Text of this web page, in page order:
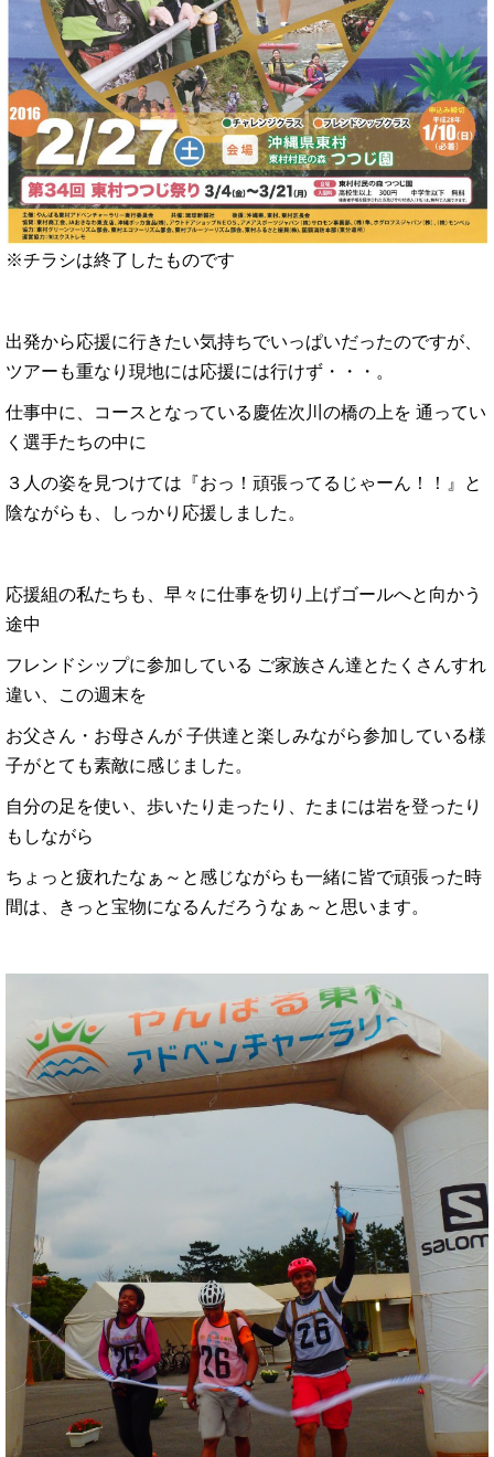
※チラシは終了したものです
出発から応援に行きたい気持ちでいっぱいだったのですが、
ツアーも重なり現地には応援には行けず・・・。
仕事中に、コースとなっている慶佐次川の橋の上を 通ってい
く選手たちの中に
３人の姿を見つけては『おっ！頑張ってるじゃーん！！』と
陰ながらも、しっかり応援しました。
応援組の私たちも、早々に仕事を切り上げゴールへと向かう
途中
フレンドシップに参加している ご家族さん達とたくさんすれ
違い、この週末を
お父さん・お母さんが 子供達と楽しみながら参加している様
子がとても素敵に感じました。
自分の足を使い、歩いたり走ったり、たまには岩を登ったり
もしながら
ちょっと疲れたなぁ～と感じながらも一緒に皆で頑張った時
間は、きっと宝物になるんだろうなぁ～と思います。